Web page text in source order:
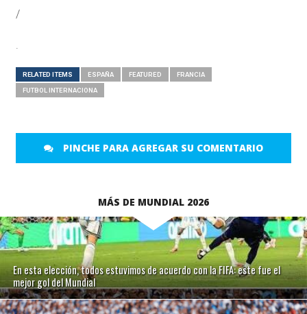
/
RELATED ITEMS ESPAÑA FEATURED FRANCIA
FUTBOL INTERNACIONA
PINCHE PARA AGREGAR SU COMENTARIO
MÁS DE MUNDIAL 2026
En esta elección, todos estuvimos de acuerdo con la FIFA: este fue el
mejor gol del Mundial